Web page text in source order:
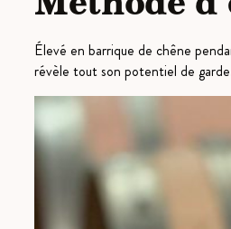
Élevé en barrique de chêne
révèle tout son potentiel de